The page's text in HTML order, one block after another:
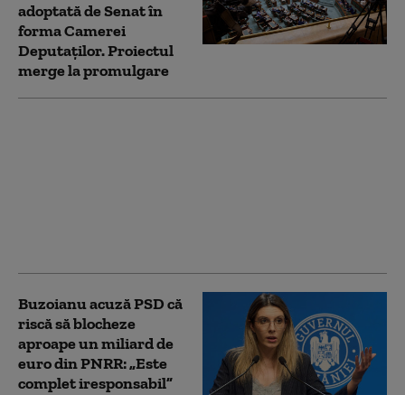
adoptată de Senat în
forma Camerei
Deputaților. Proiectul
merge la promulgare
Buzoianu acuză PSD că
riscă să blocheze
aproape un miliard de
euro din PNRR: „Este
complet iresponsabil”